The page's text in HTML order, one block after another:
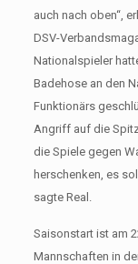
auch nach oben“,
DSV-
Nationalspieler
Badehose an den
Funktionärs
Angriff auf die
die Spiele gegen
herschenken, es
sagte Real.
Saisonstart ist am
Mannschaften in